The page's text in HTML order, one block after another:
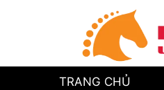
TRANG CHỦ